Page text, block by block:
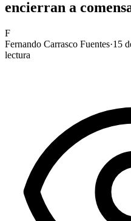
encierran a
F
Fernando Carrasco Fuentes·15
lectura